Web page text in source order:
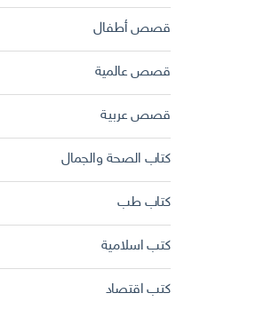
قصص أطفال
قصص عالمية
قصص عربية
كتاب الصحة والجمال
كتاب طب
كتب اسلامية
كتب اقتصاد